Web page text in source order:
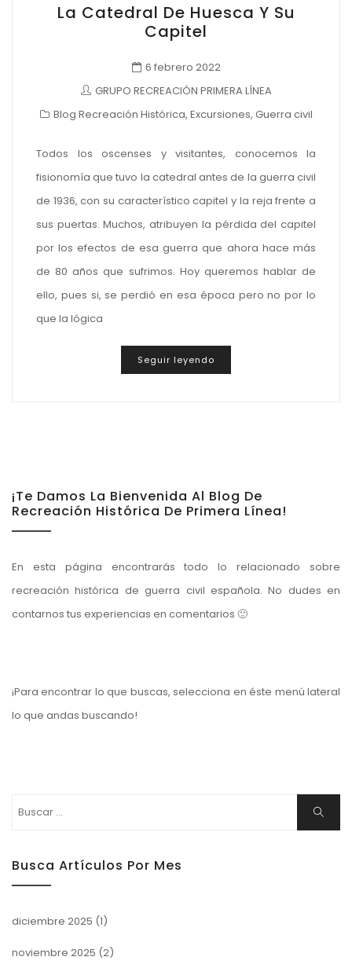
La Catedral De Huesca Y Su
Capitel
6 febrero 2022
GRUPO RECREACIÓN PRIMERA LÍNEA
Blog Recreación Histórica, Excursiones, Guerra civil
Todos los oscenses y visitantes, conocemos la
fisionomía que tuvo la catedral antes de la guerra civil
de 1936, con su característico capitel y la reja frente a
sus puertas. Muchos, atribuyen la pérdida del capitel
por los efectos de esa guerra que ahora hace más
de 80 años que sufrimos. Hoy queremos hablar de
ello, pues si, se perdió en esa época pero no por lo
que la lógica
Seguir leyendo
¡Te Damos La Bienvenida Al Blog De
Recreación Histórica De Primera Línea!
En esta página encontrarás todo lo relacionado sobre
recreación histórica de guerra civil española. No dudes en
contarnos tus experiencias en comentarios 🙂
¡Para encontrar lo que buscas, selecciona en éste menú lateral
lo que andas buscando!
Buscar
Busca Artículos Por Mes
diciembre 2025 (1)
noviembre 2025 (2)